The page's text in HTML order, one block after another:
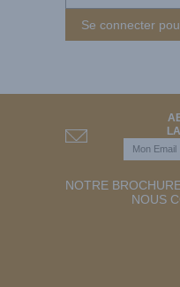
Se connecter
NOTRE
NOUS